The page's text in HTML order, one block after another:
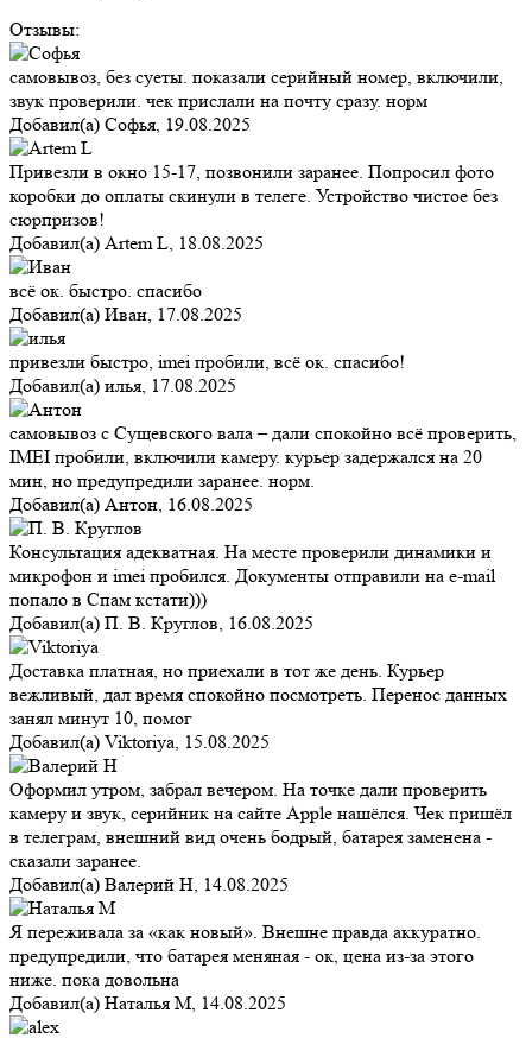
Отзывы:
самовывоз, без суеты. показали серийный номер, включили,
звук проверили. чек прислали на почту сразу. норм
Добавил(а) Софья, 19.08.2025
Привезли в окно 15-17, позвонили заранее. Попросил фото
коробки до оплаты скинули в телеге. Устройство чистое без
сюрпризов!
Добавил(а) Artem L, 18.08.2025
всё ок. быстро. спасибо
Добавил(а) Иван, 17.08.2025
привезли быстро, imei пробили, всё ок. спасибо!
Добавил(а) илья, 17.08.2025
самовывоз с Сущевского вала – дали спокойно всё проверить,
IMEI пробили, включили камеру. курьер задержался на 20
мин, но предупредили заранее. норм.
Добавил(а) Антон, 16.08.2025
Консультация адекватная. На месте проверили динамики и
микрофон и imei пробился. Документы отправили на e-mail
попало в Спам кстати)))
Добавил(а) П. В. Круглов, 16.08.2025
Доставка платная, но приехали в тот же день. Курьер
вежливый, дал время спокойно посмотреть. Перенос данных
занял минут 10, помог
Добавил(а) Viktoriya, 15.08.2025
Оформил утром, забрал вечером. На точке дали проверить
камеру и звук, серийник на сайте Apple нашёлся. Чек пришёл
в телеграм, внешний вид очень бодрый, батарея заменена -
сказали заранее.
Добавил(а) Валерий Н, 14.08.2025
Я переживала за «как новый». Внешне правда аккуратно.
предупредили, что батарея меняная - ок, цена из-за этого
ниже. пока довольна
Добавил(а) Наталья М, 14.08.2025